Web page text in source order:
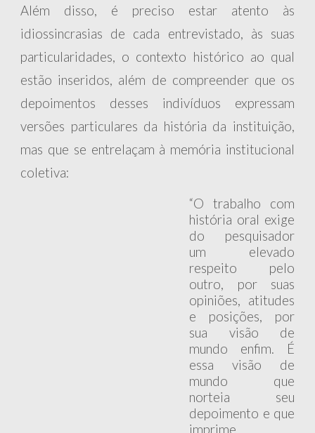
Além disso, é preciso estar atento às
idiossincrasias de cada entrevistado, às suas
particularidades, o contexto histórico ao qual
estão inseridos, além de compreender que os
depoimentos desses indivíduos expressam
versões particulares da história da instituição,
mas que se entrelaçam à memória institucional
coletiva:
“O trabalho com
história oral exige
do pesquisador
um elevado
respeito pelo
outro, por suas
opiniões, atitudes
e posições, por
sua visão de
mundo enfim. É
essa visão de
mundo que
norteia seu
depoimento e que
imprime